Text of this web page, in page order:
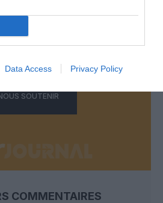
Data Access Privacy Policy
aux lecteurs !
participez
SOUTENIR
COMMENTAIRES